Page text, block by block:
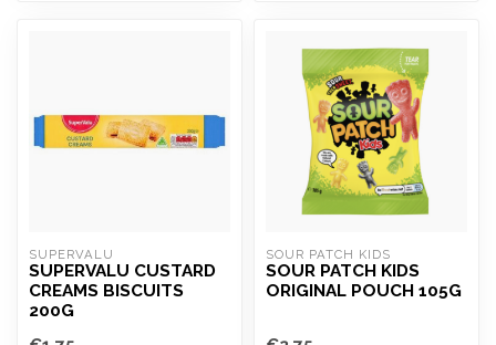
SUPERVALU
SUPERVALU CUSTARD
CREAMS BISCUITS
200G
SOUR PATCH KIDS
SOUR PATCH KIDS
ORIGINAL POUCH 105G